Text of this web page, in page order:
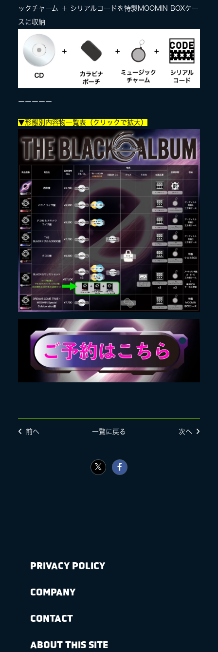
ックチャーム ＋ シリアルコードを特製MOOMIN BOXケー
スに収納
ーーーーー
▼形態別内容物一覧表（クリックで拡大）
前へ 一覧に戻る 次へ
PRIVACY POLICY
COMPANY
CONTACT
ABOUT THIS SITE